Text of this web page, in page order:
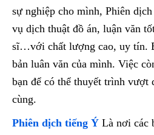
sự nghiệp cho mình, Phiên
vụ dịch thuật đồ án, luận văn
sĩ…với chất lượng cao, uy tín.
bản luân văn của mình. Việc
bạn để có thể thuyết trình vượt
cùng.
Phiên dịch tiếng Ý Là nơi các